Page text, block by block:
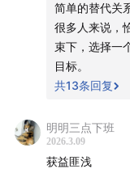
更多内容请关注
【主播】文少
【BGM】满仓以后
简单的替代关
很多人来说，
束下，选择一
目标。
共13条回复
明明三点下班
2026.3.09
获益匪浅